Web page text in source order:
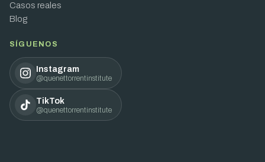
Casos reales
Blog
SÍGUENOS
Instagram
@quenettorrentinstitute
TikTok
@quenettorrentinstitute